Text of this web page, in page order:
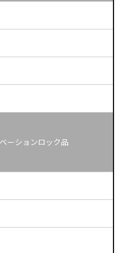
ーションロック品